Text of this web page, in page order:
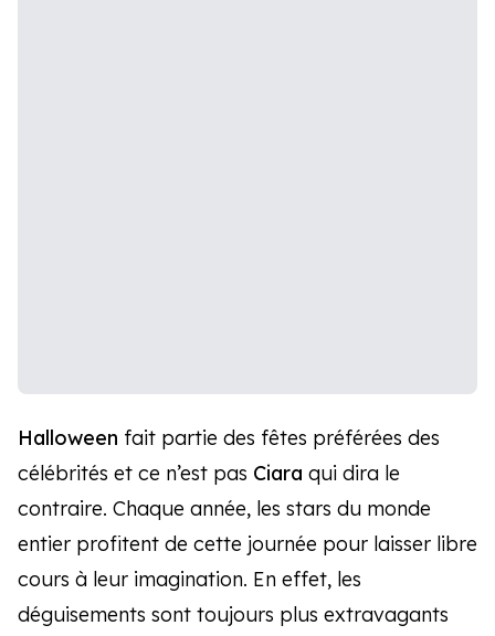
Halloween fait partie des fêtes préférées des
célébrités et ce n’est pas Ciara qui dira le
contraire. Chaque année, les stars du monde
entier profitent de cette journée pour laisser libre
cours à leur imagination. En effet, les
déguisements sont toujours plus extravagants